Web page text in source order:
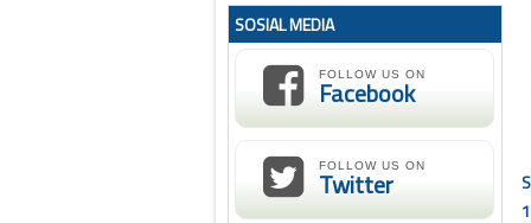
SOSIAL MEDIA
FOLLOW US ON
Facebook
FOLLOW US ON
Twitter